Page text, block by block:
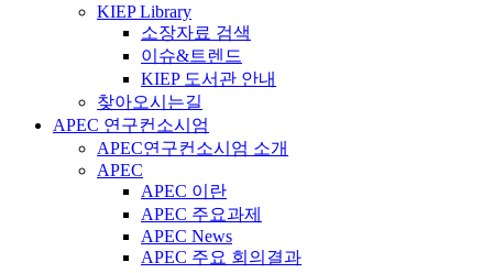
KIEP Library
소장자료 검색
이슈&트렌드
KIEP 도서관 안내
찾아오시는길
APEC 연구컨소시엄
APEC연구컨소시엄 소개
APEC
APEC 이란
APEC 주요과제
APEC News
APEC 주요 회의결과